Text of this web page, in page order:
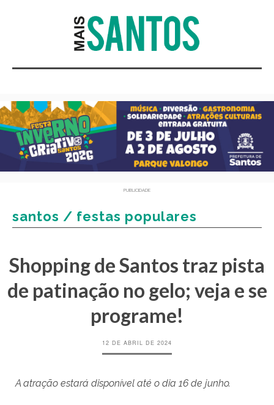
PUBLICIDADE
santos / festas populares
Shopping de Santos traz pista
de patinação no gelo; veja e se
programe!
12 DE ABRIL DE 2024
A atração estará disponível até o dia 16 de junho.